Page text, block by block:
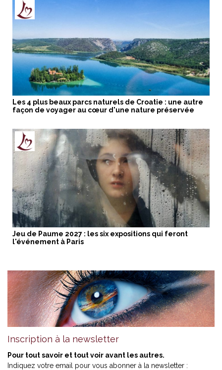
Les 4 plus beaux parcs naturels de Croatie : une autre
façon de voyager au cœur d'une nature préservée
Jeu de Paume 2027 : les six expositions qui feront
l'événement à Paris
Inscription à la newsletter
Pour tout savoir et tout voir avant les autres.
Indiquez votre email pour vous abonner à la newsletter :